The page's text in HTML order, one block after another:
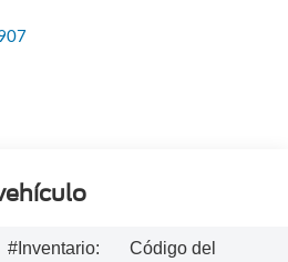
#Inventario:
Código del